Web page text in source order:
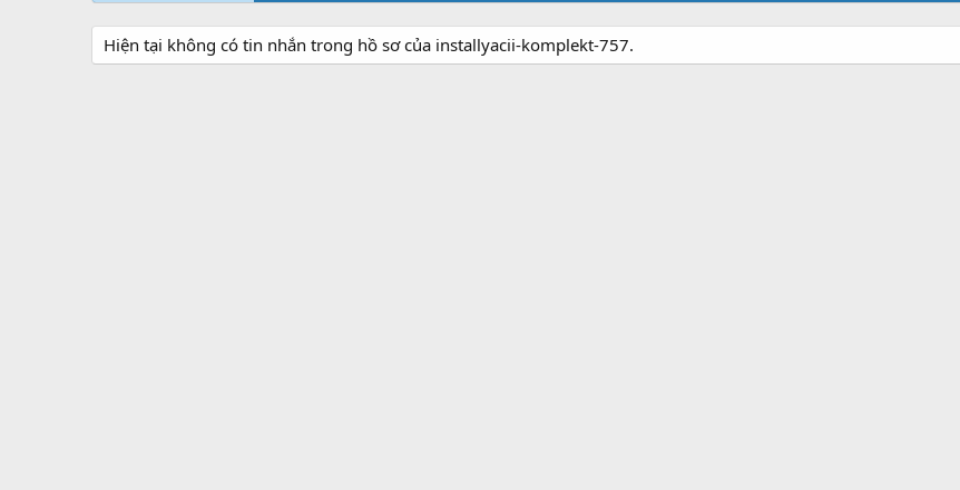
Hiện tại không có tin nhắn trong hồ sơ của installyacii-komplekt-757.